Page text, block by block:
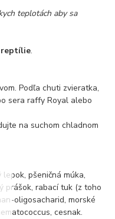
teplotách aby sa
reptílie.
Podľa chuti zvieratka,
sera raffy Royal alebo
na suchom chladnom
pšeničná múka,
prášok, rabací tuk (z toho
oligosacharid, morské
cesnak.